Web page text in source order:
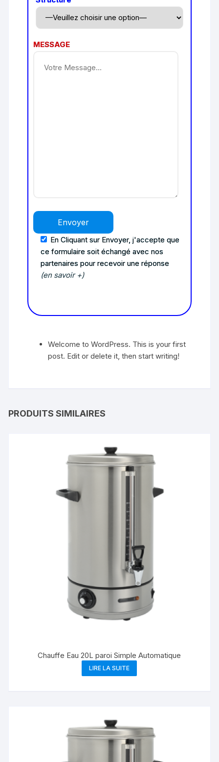
MESSAGE
En Cliquant sur Envoyer, j'accepte que
ce formulaire soit échangé avec nos
partenaires pour recevoir une réponse
(en savoir +)
Welcome to WordPress. This is your first
post. Edit or delete it, then start writing!
PRODUITS SIMILAIRES
Chauffe Eau 20L paroi Simple Automatique
LIRE LA SUITE